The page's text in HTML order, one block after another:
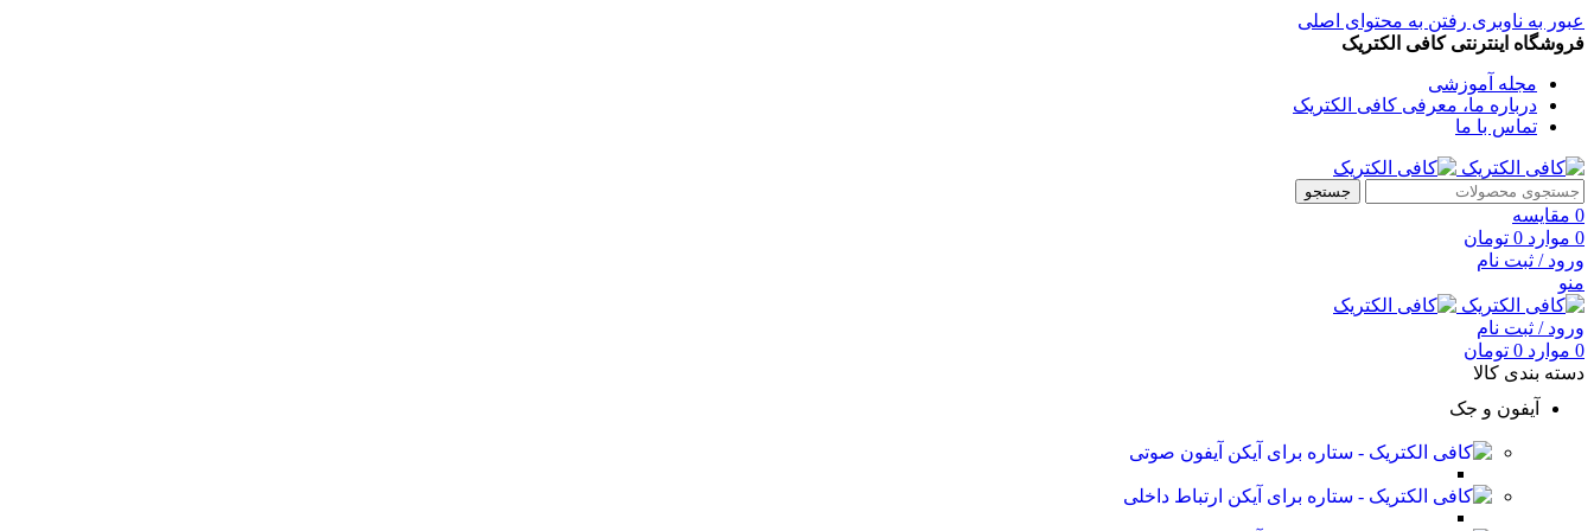
عبور به ناوبری رفتن به محتوای اصلی
فروشگاه اینترنتی کافی الکتریک
مجله آموزشی
درباره ما، معرفی کافی الکتریک
تماس با ما
جستجو
0 مقایسه
0 موارد 0 تومان
ورود / ثبت نام
منو
ورود / ثبت نام
0 موارد 0 تومان
دسته بندی کالا
آیفون و جک
آیفون صوتی
ارتباط داخلی